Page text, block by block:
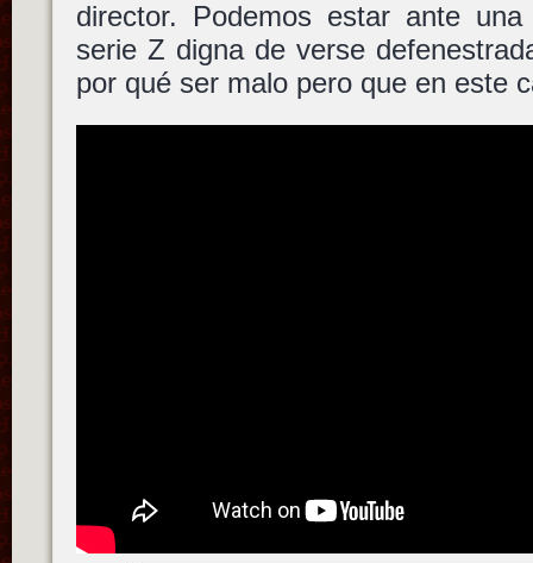
director. Podemos estar ante
serie Z digna de verse
por qué ser malo pero que en este